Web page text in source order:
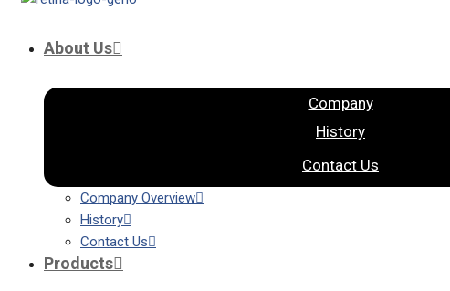
About Us
Company
History
Contact Us
Company Overview
History
Contact Us
Products